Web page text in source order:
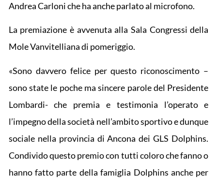
Andrea Carloni che ha anche parlato al microfono.
La premiazione è avvenuta alla Sala Congressi della
Mole Vanvitelliana di pomeriggio.
«Sono davvero felice per questo riconoscimento –
sono state le poche ma sincere parole del Presidente
Lombardi- che premia e testimonia l’operato e
l’impegno della società nell’ambito sportivo e dunque
sociale nella provincia di Ancona dei GLS Dolphins.
Condivido questo premio con tutti coloro che fanno o
hanno fatto parte della famiglia Dolphins anche per